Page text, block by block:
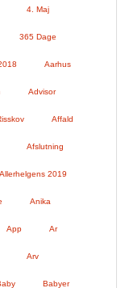
4. Maj
365 Dage
Aarhus
Advisor
Affald
Afslutning
Allerhelgens 2019
Anika
App Ar
Arv
Babyer